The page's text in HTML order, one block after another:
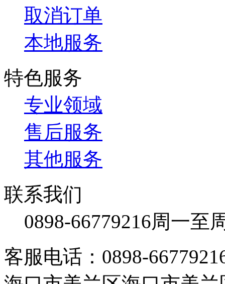
取消订单
本地服务
特色服务
专业领域
售后服务
其他服务
联系我们
0898-66779216周一至
客服电话：0898-